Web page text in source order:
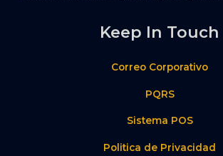
Keep In Touch
Correo Corporativo
PQRS
Sistema POS
Politica de Privacidad